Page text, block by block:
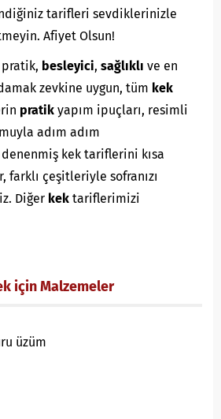
tarifleri sevdiklerinizle
Afiyet Olsun!
besleyici, sağlıklı ve en
zevkine uygun, tüm kek
pratik yapım ipuçları, resimli
adım adım
kek tariflerini kısa
farklı çeşitleriyle sofranızı
Diğer kek tariflerimizi
için Malzemeler
üzüm